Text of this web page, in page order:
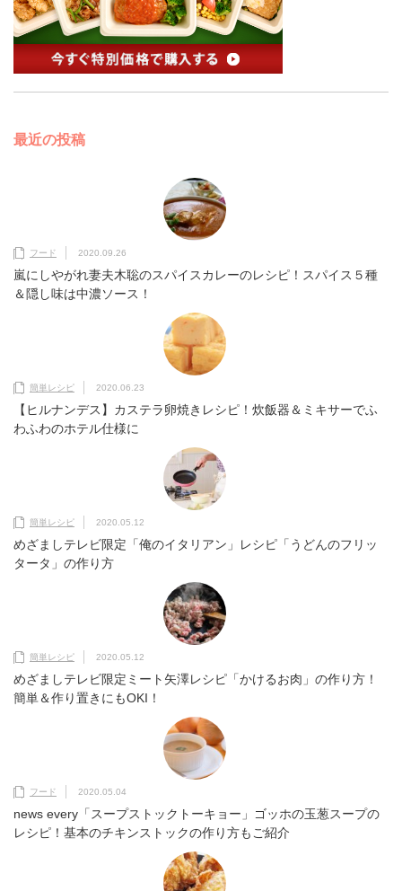
最近の投稿
フード 2020.09.26
嵐にしやがれ妻夫木聡のスパイスカレーのレシピ！スパイス５種
＆隠し味は中濃ソース！
簡単レシピ 2020.06.23
【ヒルナンデス】カステラ卵焼きレシピ！炊飯器＆ミキサーでふ
わふわのホテル仕様に
簡単レシピ 2020.05.12
めざましテレビ限定「俺のイタリアン」レシピ「うどんのフリッ
タータ」の作り方
簡単レシピ 2020.05.12
めざましテレビ限定ミート矢澤レシピ「かけるお肉」の作り方！
簡単＆作り置きにもOKI！
フード 2020.05.04
news every「スープストックトーキョー」ゴッホの玉葱スープの
レシピ！基本のチキンストックの作り方もご紹介